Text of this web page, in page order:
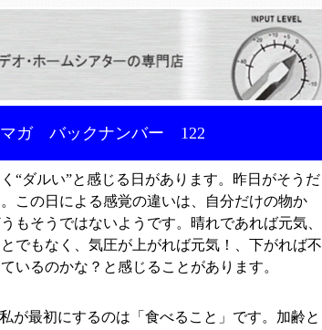
マガ バックナンバー 122
“ダルい”と感じる日があります。昨日がそうだ
この日による感覚の違いは、自分だけの物か
もそうではないようです。晴れであれば元気、
でもなく、気圧が上がれば元気！、下がれば不
いるのかな？と感じることがあります。
が最初にするのは「食べること」です。加齢と